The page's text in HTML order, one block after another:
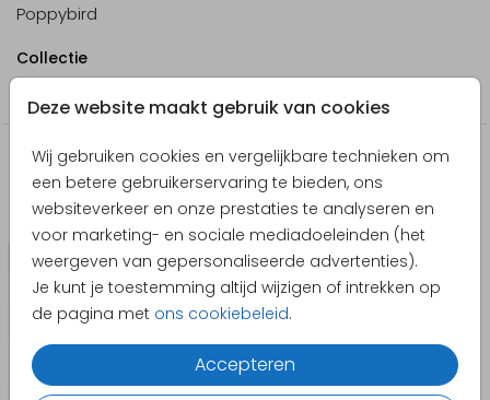
Deze website maakt gebruik van cookies
Wij gebruiken cookies en vergelijkbare technieken om
een betere gebruikerservaring te bieden, ons
websiteverkeer en onze prestaties te analyseren en
voor marketing- en sociale mediadoeleinden (het
weergeven van gepersonaliseerde advertenties).
Je kunt je toestemming altijd wijzigen of intrekken op
de pagina met ons cookiebeleid.
Accepteren
Poppybird
Collectie
Nog meer in deze stijl
Sticker